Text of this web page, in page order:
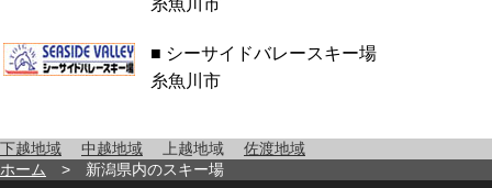
糸魚川市
■ シーサイドバレースキー場
糸魚川市
下越地域 中越地域 上越地域 佐渡地域
ホーム
> 新潟県内のスキー場